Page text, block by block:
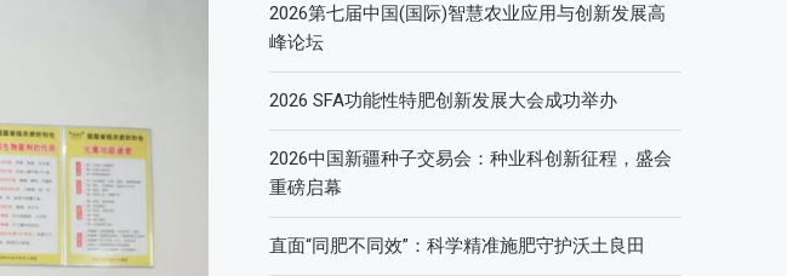
2026第七届中国(国际)智慧农业应用与创新发展高
峰论坛
2026 SFA功能性特肥创新发展大会成功举办
2026中国新疆种子交易会：种业科创新征程，盛会
重磅启幕
直面“同肥不同效”：科学精准施肥守护沃土良田